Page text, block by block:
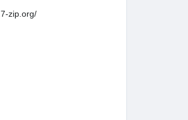
zip.org/